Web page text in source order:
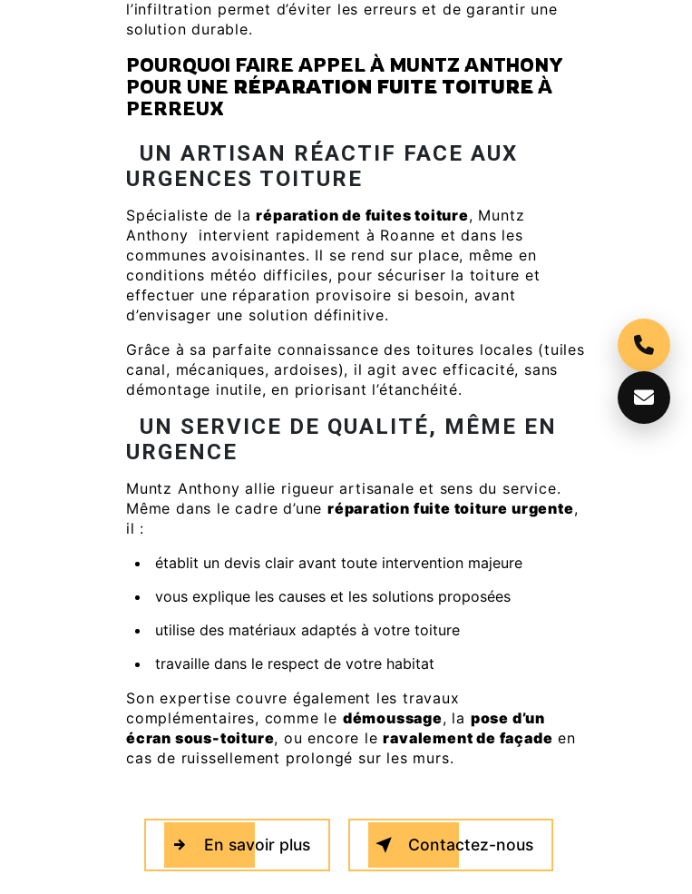
l’infiltration permet d’éviter les erreurs et de garantir une
solution durable.
POURQUOI FAIRE APPEL À MUNTZ ANTHONY
POUR UNE RÉPARATION FUITE TOITUREÀ
PERREUX
UN ARTISAN RÉACTIF FACE AUX
URGENCES TOITURE
Spécialiste de laréparation de fuites toiture, Muntz
Anthony intervient rapidement à Roanne et dans les
communes avoisinantes. Il se rend sur place, même en
conditions météo difficiles, pour sécuriser la toiture et
effectuer une réparation provisoire si besoin, avant
d’envisager une solution définitive.
Grâce à sa parfaite connaissance des toitures locales (tuiles
canal, mécaniques, ardoises), il agit avec efficacité, sans
démontage inutile, en priorisant l’étanchéité.
UN SERVICE DE QUALITÉ, MÊME EN
URGENCE
Muntz Anthony allie rigueur artisanale et sens du service.
Même dans le cadre d’uneréparation fuite toiture urgente,
il :
établit un devis clair avant toute intervention majeure
vous explique les causes et les solutions proposées
utilise des matériaux adaptés à votre toiture
travaille dans le respect de votre habitat
Son expertise couvre également les travaux
complémentaires, comme le démoussage, la pose d’un
écran sous-toiture, ou encore leravalement de façade en
cas de ruissellement prolongé sur les murs.
En savoir plus Contactez-nous